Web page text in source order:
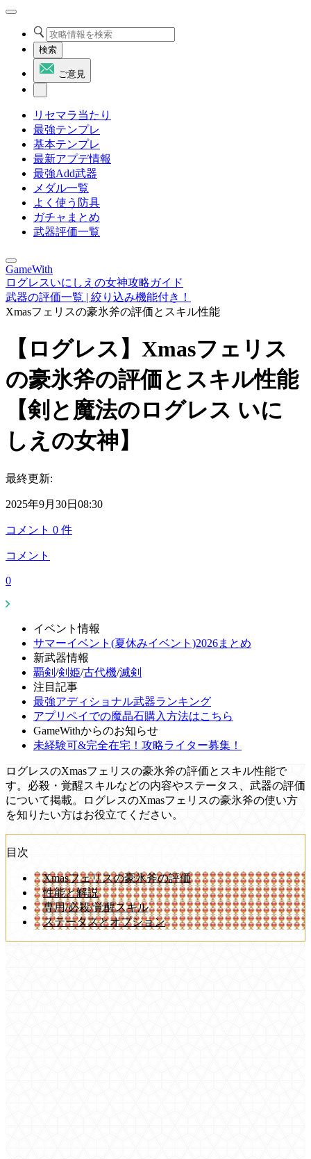
検索
ご意見
リセマラ当たり
最強テンプレ
基本テンプレ
最新アプデ情報
最強Add武器
メダル一覧
よく使う防具
ガチャまとめ
武器評価一覧
GameWith
ログレスいにしえの女神攻略ガイド
武器の評価一覧 | 絞り込み機能付き！
Xmasフェリスの豪氷斧の評価とスキル性能
【ログレス】Xmasフェリス
の豪氷斧の評価とスキル性能
【剣と魔法のログレス いに
しえの女神】
最終更新:
2025年9月30日08:30
コメント 0 件
コメント
0
イベント情報
サマーイベント(夏休みイベント)2026まとめ
新武器情報
覇剣 /剣姫/古代機/滅剣
注目記事
最強アディショナル武器ランキング
アプリペイでの魔晶石購入方法はこちら
GameWithからのお知らせ
未経験可&完全在宅！攻略ライター募集！
ログレスのXmasフェリスの豪氷斧の評価とスキル性能で
す。必殺・覚醒スキルなどの内容やステータス、武器の評価
について掲載。ログレスのXmasフェリスの豪氷斧の使い方
を知りたい方はお役立てください。
目次
Xmasフェリスの豪氷斧の評価
性能と解説
専用/必殺/覚醒スキル
ステータスとオプション